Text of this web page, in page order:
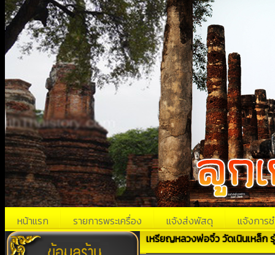
หน้าแรก รายการพระเครื่อง แจ้งส่งพัสดุ แจ้งการช
เหรียญหลวงพ่อจิ๋ว วัดเนินเหล็ก